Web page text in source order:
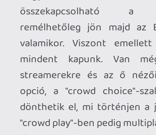
könnyebbé tenné a beugrást bárki
számára. Egyelőre szerintem technikai
okai vannak, de majd meglátjuk, hogyan
akarja a google elterjeszteni a dolgot. Ha
elérhető lesz a stadia nem csak ultrán,
hanem “minden” chromecaston, az már
egy nagy ugrás lesz.
Egyszeri játékosoknak addig jó az is, amit
Warhawk írt, telefon/ipad egy ps vagy x
kontrollerrel, csak jöjjenek a játékok,
bővüljön a store, és lassan mindenki